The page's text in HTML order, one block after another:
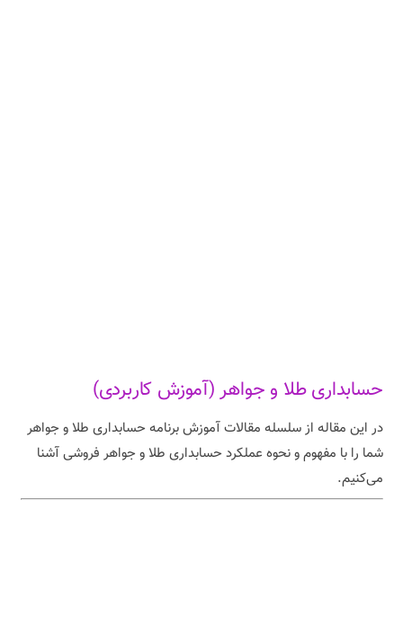
حسابداری طلا و جواهر (آموزش کاربردی)
در این مقاله از سلسله مقالات آموزش برنامه حسابداری طلا و جواهر
شما را با مفهوم و نحوه عملکرد حسابداری طلا و جواهر فروشی آشنا
می‌کنیم.